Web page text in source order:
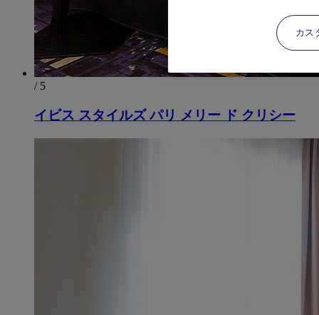
/ 5
イビス スタイルズ パリ メリー ド クリシー
カス